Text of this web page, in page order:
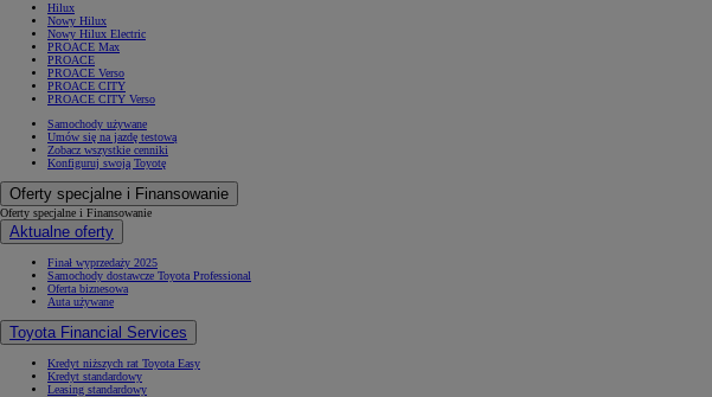
Od197 400 złnetto
PROACE Max
RÓWNIEŻ ELECTRIC
Hilux
Nowy Hilux
Nowy Hilux Electric
PROACE Max
PROACE
PROACE Verso
PROACE CITY
PROACE CITY Verso
Samochody używane
Umów się na jazdę testową
Zobacz wszystkie cenniki
Konfiguruj swoją Toyotę
Oferty specjalne i Finansowanie
Oferty specjalne i Finansowanie
Aktualne oferty
Finał wyprzedaży 2025
Samochody dostawcze Toyota Professional
Oferta biznesowa
Auta używane
Toyota Financial Services
Kredyt niższych rat Toyota Easy
Kredyt standardowy
Leasing standardowy